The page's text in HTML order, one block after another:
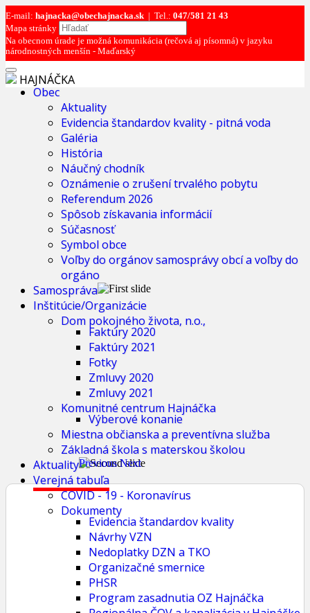
E-mail: hajnacka@obechajnacka.sk | Tel.: 047/581 21 43
Mapa stránky
Na obecnom úrade je možná komunikácia (rečová aj písomná) v jazyku
národnostných menšín - Maďarský
HAJNÁČKA
Obec
Aktuality
Evidencia štandardov kvality - pitná voda
Galéria
História
Náučný chodník
Oznámenie o zrušení trvalého pobytu
Referendum 2026
Spôsob získavania informácií
Súčasnosť
Symbol obce
Voľby do orgánov samosprávy obcí a voľby do
orgáno
Samospráva
Inštitúcie/Organizácie
Dom pokojného života, n.o.,
Faktúry 2020
Faktúry 2021
Fotky
Zmluvy 2020
Zmluvy 2021
Komunitné centrum Hajnáčka
Výberové konanie
Miestna občianska a preventívna služba
Základná škola s materskou školou
Aktuality
Verejná tabuľa
COVID - 19 - Koronavírus
Dokumenty
Evidencia štandardov kvality
Návrhy VZN
Nedoplatky DZN a TKO
Organizačné smernice
PHSR
Program zasadnutia OZ Hajnáčka
Previous Next